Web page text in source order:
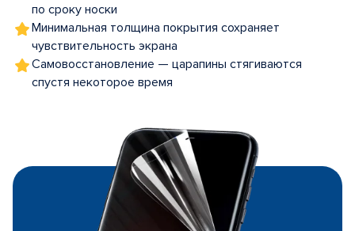
по сроку носки
Минимальная толщина покрытия сохраняет
чувствительность экрана
Самовосстановление — царапины стягиваются
спустя некоторое время